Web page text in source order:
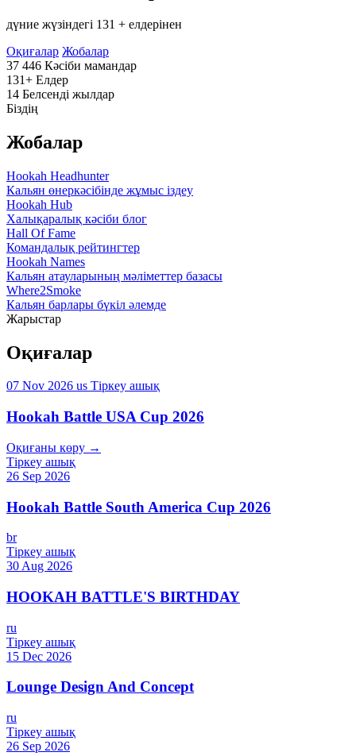
дүние жүзіндегі 131 + елдерінен
Оқиғалар Жобалар
37 446 Кәсіби мамандар
131+ Елдер
14 Белсенді жылдар
Біздің
Жобалар
Hookah Headhunter
Кальян өнеркәсібінде жұмыс іздеу
Hookah Hub
Халықаралық кәсіби блог
Hall Of Fame
Командалық рейтингтер
Hookah Names
Кальян атауларының мәліметтер базасы
Where2Smoke
Кальян барлары бүкіл әлемде
Жарыстар
Оқиғалар
07 Nov 2026 us Тіркеу ашық
Hookah Battle USA Cup 2026
Оқиғаны көру →
Тіркеу ашық
26 Sep 2026
Hookah Battle South America Cup 2026
br
Тіркеу ашық
30 Aug 2026
HOOKAH BATTLE'S BIRTHDAY
ru
Тіркеу ашық
15 Dec 2026
Lounge Design And Concept
ru
Тіркеу ашық
26 Sep 2026